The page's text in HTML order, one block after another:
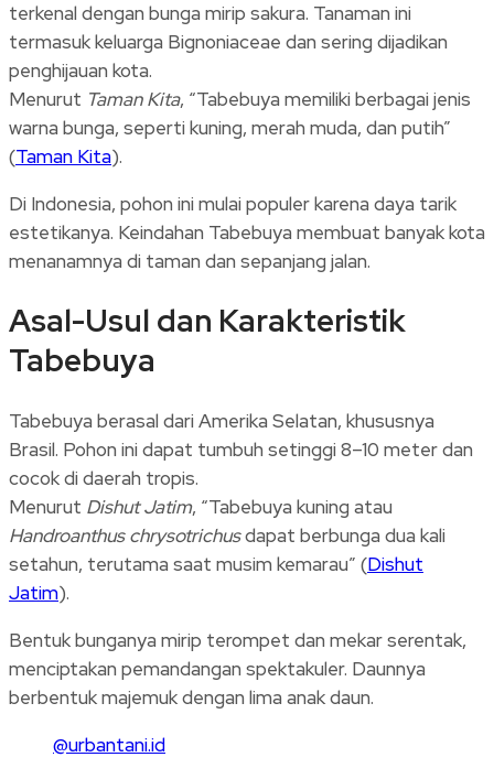
terkenal dengan bunga mirip sakura. Tanaman ini
termasuk keluarga Bignoniaceae dan sering dijadikan
penghijauan kota.
Menurut Taman Kita, “Tabebuya memiliki berbagai jenis
warna bunga, seperti kuning, merah muda, dan putih”
(Taman Kita).
Di Indonesia, pohon ini mulai populer karena daya tarik
estetikanya. Keindahan Tabebuya membuat banyak kota
menanamnya di taman dan sepanjang jalan.
Asal-Usul dan Karakteristik
Tabebuya
Tabebuya berasal dari Amerika Selatan, khususnya
Brasil. Pohon ini dapat tumbuh setinggi 8–10 meter dan
cocok di daerah tropis.
Menurut Dishut Jatim, “Tabebuya kuning atau
Handroanthus chrysotrichusdapat berbunga dua kali
setahun, terutama saat musim kemarau” (Dishut
Jatim).
Bentuk bunganya mirip terompet dan mekar serentak,
menciptakan pemandangan spektakuler. Daunnya
berbentuk majemuk dengan lima anak daun.
@urbantani.id